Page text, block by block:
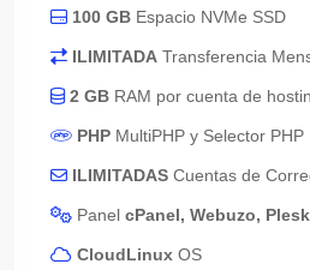
100 GB Espacio NVMe SSD
ILIMITADA Transferencia
2 GB RAM por cuenta de
PHP MultiPHP y Selector PHP
ILIMITADAS Cuentas de
Panel cPanel, Webuzo,
CloudLinux OS